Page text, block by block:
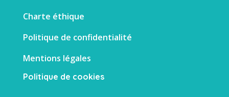
Charte éthique
Politique de confidentialité
Mentions légales
Politique de cookies